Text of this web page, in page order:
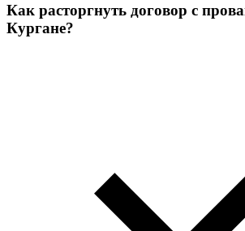
Как расторгнуть договор с
Кургане?